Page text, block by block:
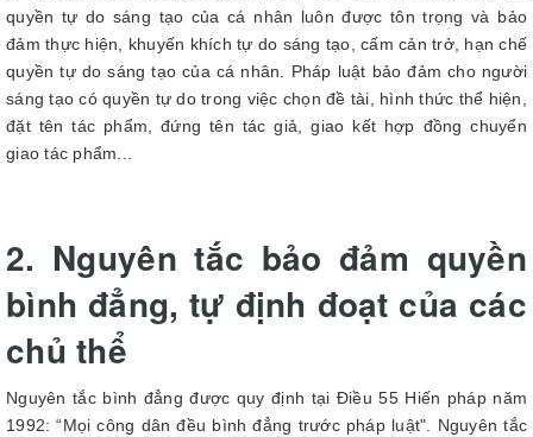
quyền tự do sáng tạo của cá nhân luôn được tôn trọng và bảo
đảm thực hiện, khuyến khích tự do sáng tạo, cấm cản trở, hạn chế
quyền tự do sáng tạo của cá nhân. Pháp luật bảo đảm cho người
sáng tạo có quyền tự do trong việc chọn đề tài, hình thức thể hiện,
đặt tên tác phẩm, đứng tên tác giả, giao kết hợp đồng chuyển
giao tác phẩm...
2. Nguyên tắc bảo đảm quyền
bình đẳng, tự định đoạt của các
chủ thể
Nguyên tắc bình đẳng được quy định tại Điều 55 Hiến pháp năm
1992: “Mọi công dân đều bình đẳng trước pháp luật". Nguyên tắc